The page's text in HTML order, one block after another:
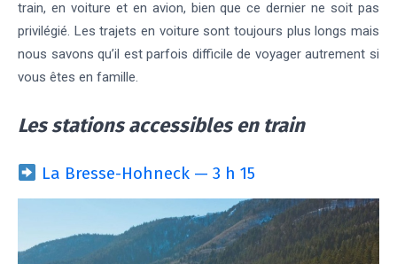
train, en voiture et en avion, bien que ce dernier ne soit pas
privilégié. Les trajets en voiture sont toujours plus longs mais
nous savons qu’il est parfois difficile de voyager autrement si
vous êtes en famille.
Les stations accessibles en train
La Bresse-Hohneck — 3 h 15